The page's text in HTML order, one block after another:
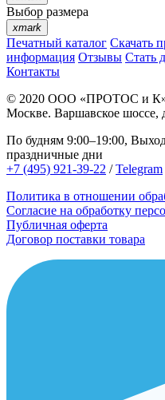
Выбор размера
xmark
Печатный каталог Скачать
информация Отзывы Стать
Контакты
© 2020 ООО «ПРОТОС и
Москве. Варшавское шоссе,
По будням 9:00–19:00,
праздничные дни
+7 (495) 921-39-22 /Telegram
Политика в отношении
Согласие на обработку
Публичная оферта
Договор поставки товара